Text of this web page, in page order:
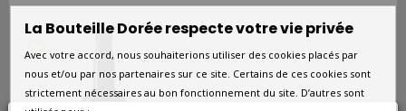
favorite_border
La Bouteille Dorée respecte votre vie privée
Avec votre accord, nous souhaiterions utiliser des cookies placés par
nous et/ou par nos partenaires sur ce site. Certains de ces cookies sont
strictement nécessaires au bon fonctionnement du site. D’autres sont